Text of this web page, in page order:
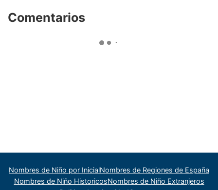
Comentarios
Nombres de Niño por InicialNombres de Regiones de España
Nombres de Niño HistoricosNombres de Niño Extranjeros